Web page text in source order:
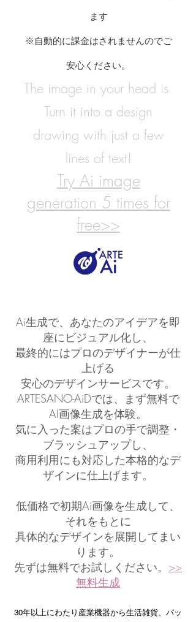
ます
​※自動的に課金はされませんのでご
安心ください。
The image in your head is ​
Turn it into a design
drawing with just a few
lines of text!
Try Ai image
generation 5 times for
free>>
Ai生成で、あなたのアイデアを即
座にビジュアル化し、
最終的にはプロのデザイナーが仕
上げる
安心のデザインサービスです。
ARTESANO-AiDでは、まず無料で
AI画像生成を体験。
気に入った案はプロの手で調整・
ブラッシュアップし、
商用利用にも対応した本格的なデ
ザインに仕上げます。
低価格で初期Ai画像を生成して、
それをもとに
具体的なデザインを展開してまい
ります。
​先ずは無料でお試しください。 >>
無料生成
30年以上にわたり産業機器から生活雑貨、パッ